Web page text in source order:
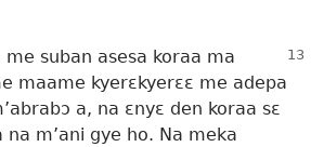
suban asesa koraa ma
maame kyerɛkyerɛɛ me adepa
a, na ɛnyɛ den koraa sɛ
m’ani gye ho. Na meka